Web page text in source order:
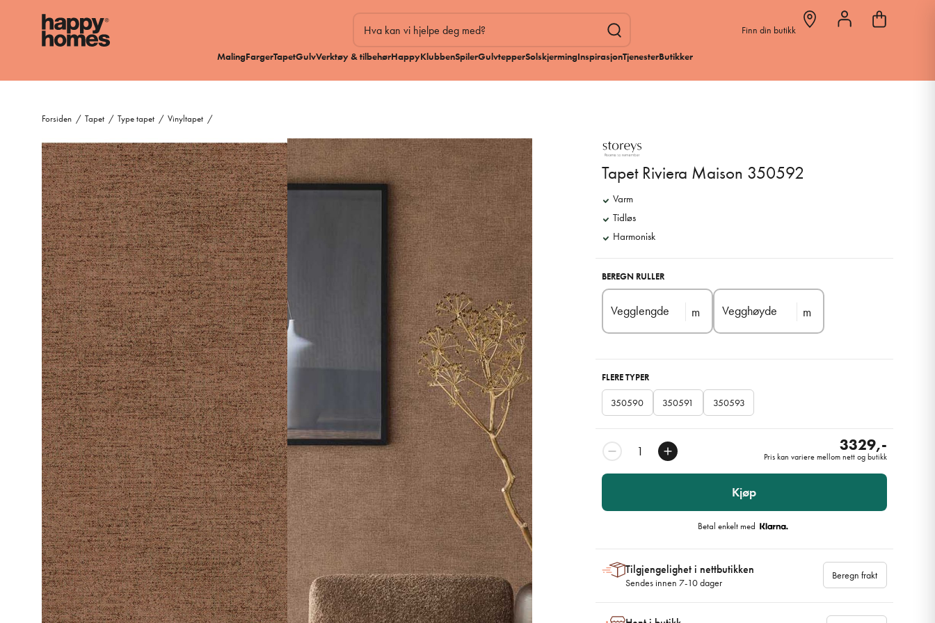
Finn din butikk
MalingFargerTapetGulvVerktøy & tilbehørHappyKlubbenSpilerGulvtepperSolskjermingInspirasjonTjenesterButikker
Forsiden / Tapet / Type tapet / Vinyltapet /
Tapet Riviera Maison 350592
Varm
Tidløs
Harmonisk
BEREGN RULLER
Vegglengde m Vegghøyde m
FLERE TYPER
350590 350591 350593
3329,-
Pris kan variere mellom nett og butikk
Kjøp
Betal enkelt med
Tilgjengelighet i nettbutikken
Sendes innen 7-10 dager
Beregn frakt